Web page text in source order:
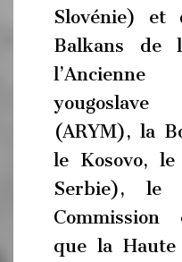
Slovénie) et
Balkans de
(ARYM), la
le Kosovo,
Serbie), le
Commission
que la Haute